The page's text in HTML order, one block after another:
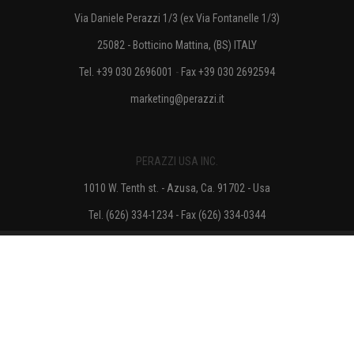
Via Daniele Perazzi 1/3 (ex Via Fontanelle 1/3)
25082 - Botticino Mattina, (BS) ITALY
Tel. +39 030 2696001 - Fax +39 030 2692594
marketing@perazzi.it
PERAZZI USA INC.
1010 W. Tenth st. - Azusa, Ca. 91702 - Usa
Tel. (626) 334-1234 - Fax (626) 334-0344